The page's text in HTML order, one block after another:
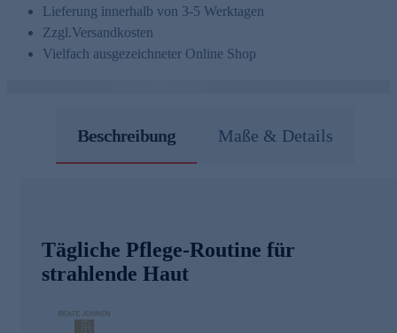
Lieferung innerhalb von 3-5 Werktagen
Zzgl.Versandkosten
Vielfach ausgezeichneter Online Shop
Beschreibung Maße & Details
Tägliche Pflege-Routine für
strahlende Haut